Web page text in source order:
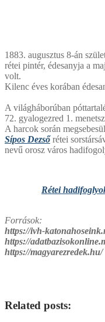
1883. augusztus 8-án
rétei pintér, édesanyja a
volt.
Kilenc éves korában
A világháborúban
72. gyalogezred 1.
A harcok során
Sípos Dezsőrétei
nevű orosz város
Rétei
Források:
https://ivh-
https://
https://magyarezredek.hu/
Related posts: